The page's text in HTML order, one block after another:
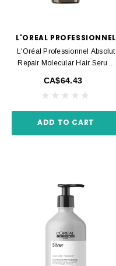
L'OREAL PROFESSIONNEL
L'Oréal Professionnel Absolut
Repair Molecular Hair Serum
CA$64.43
ADD TO CART